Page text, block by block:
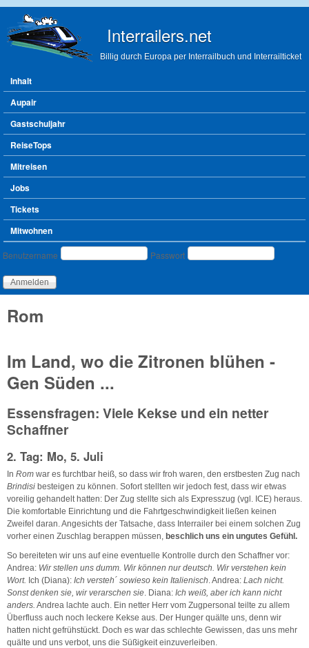
Interrailers.net
Billig durch Europa per Interrailbuch und Interrailticket
Hauptmenü
Inhalt
Aupair
Gastschuljahr
ReiseTops
Mitreisen
Jobs
Tickets
Mitwohnen
Benutzeranmeldung
Benutzername Passwort
Rom
Im Land, wo die Zitronen blühen -
Gen Süden ...
Essensfragen: Viele Kekse und ein netter
Schaffner
2. Tag: Mo, 5. Juli
In Rom war es furchtbar heiß, so dass wir froh waren, den erstbesten Zug nach
Brindisi besteigen zu können. Sofort stellten wir jedoch fest, dass wir etwas
voreilig gehandelt hatten: Der Zug stellte sich als Expresszug (vgl. ICE) heraus.
Die komfortable Einrichtung und die Fahrtgeschwindigkeit ließen keinen
Zweifel daran. Angesichts der Tatsache, dass Interrailer bei einem solchen Zug
vorher einen Zuschlag berappen müssen, beschlich uns ein ungutes Gefühl.
So bereiteten wir uns auf eine eventuelle Kontrolle durch den Schaffner vor:
Andrea: Wir stellen uns dumm. Wir können nur deutsch. Wir verstehen kein
Wort. Ich (Diana): Ich versteh´ sowieso kein Italienisch. Andrea: Lach nicht.
Sonst denken sie, wir verarschen sie. Diana: Ich weiß, aber ich kann nicht
anders. Andrea lachte auch. Ein netter Herr vom Zugpersonal teilte zu allem
Überfluss auch noch leckere Kekse aus. Der Hunger quälte uns, denn wir
hatten nicht gefrühstückt. Doch es war das schlechte Gewissen, das uns mehr
quälte und uns verbot, uns die Süßigkeit einzuverleiben.